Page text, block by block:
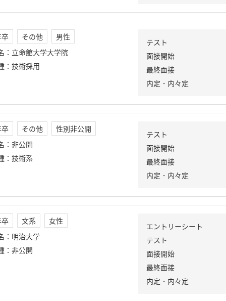
その他
男性
： 立命館大学大学院
： 技術採用
テスト
面接開始
最終面接
内定・内々定
その他
性別非公開
： 非公開
： 技術系
テスト
面接開始
最終面接
内定・内々定
文系
女性
： 明治大学
： 非公開
エントリーシート
テスト
面接開始
最終面接
内定・内々定